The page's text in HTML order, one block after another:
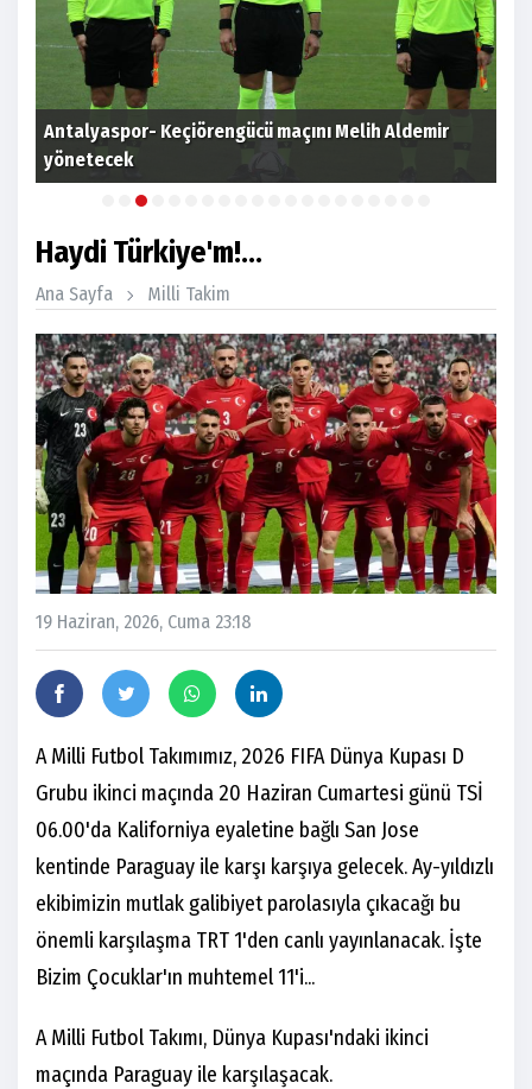
Antalyaspor- Keçiörengücü maçını Melih Aldemir
yönetecek
Haydi Türkiye'm!...
Ana Sayfa Milli Takim
19 Haziran, 2026, Cuma 23:18
A Milli Futbol Takımımız, 2026 FIFA Dünya Kupası D
Grubu ikinci maçında 20 Haziran Cumartesi günü TSİ
06.00'da Kaliforniya eyaletine bağlı San Jose
kentinde Paraguay ile karşı karşıya gelecek. Ay-yıldızlı
ekibimizin mutlak galibiyet parolasıyla çıkacağı bu
önemli karşılaşma TRT 1'den canlı yayınlanacak. İşte
Bizim Çocuklar'ın muhtemel 11'i...
A Milli Futbol Takımı, Dünya Kupası'ndaki ikinci
maçında Paraguay ile karşılaşacak.